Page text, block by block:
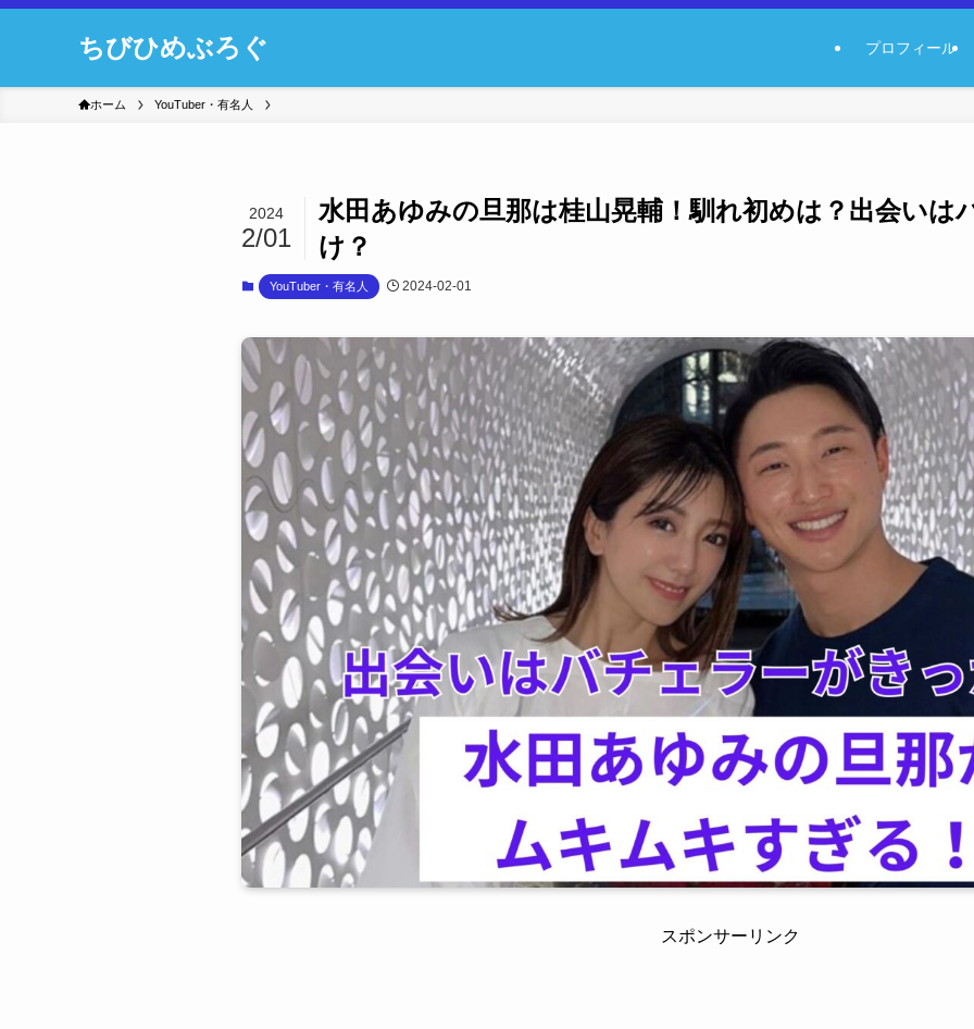
ちびひめぶろぐ プロフィール
ホーム YouTuber・有名人
水田あゆみの旦那は桂山晃輔！馴れ初めは？出会いは
け？
2024
2/01
YouTuber・有名人 2024-02-01
スポンサーリンク